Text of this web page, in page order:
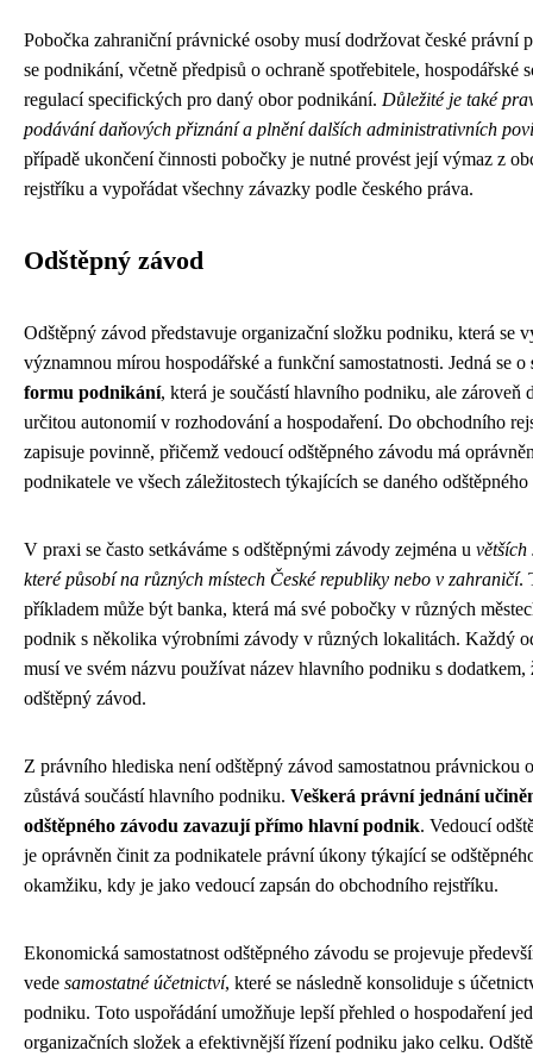
Pobočka zahraniční právnické osoby musí dodržovat české právní
se podnikání, včetně předpisů o ochraně spotřebitele, hospodářské
regulací specifických pro daný obor podnikání. Důležité je také
podávání daňových přiznání a plnění dalších administrativních
případě ukončení činnosti pobočky je nutné provést její výmaz z
rejstříku a vypořádat všechny závazky podle českého práva.
Odštěpný závod
Odštěpný závod představuje organizační složku podniku, která se
významnou mírou hospodářské a funkční samostatnosti. Jedná se o
formu podnikání, která je součástí hlavního podniku, ale zároveň
určitou autonomií v rozhodování a hospodaření. Do obchodního
zapisuje povinně, přičemž vedoucí odštěpného závodu má
podnikatele ve všech záležitostech týkajících se daného
V praxi se často setkáváme s odštěpnými závody zejména u větších
které působí na různých místech České republiky nebo v zahraničí.
příkladem může být banka, která má své pobočky v různých
podnik s několika výrobními závody v různých lokalitách. Každý
musí ve svém názvu používat název hlavního podniku s dodatkem,
odštěpný závod.
Z právního hlediska není odštěpný závod samostatnou právnickou
zůstává součástí hlavního podniku. Veškerá právní jednání
odštěpného závodu zavazují přímo hlavní podnik. Vedoucí
je oprávněn činit za podnikatele právní úkony týkající se
okamžiku, kdy je jako vedoucí zapsán do obchodního rejstříku.
Ekonomická samostatnost odštěpného závodu se projevuje
vede samostatné účetnictví, které se následně konsoliduje s
podniku. Toto uspořádání umožňuje lepší přehled o hospodaření
organizačních složek a efektivnější řízení podniku jako celku.